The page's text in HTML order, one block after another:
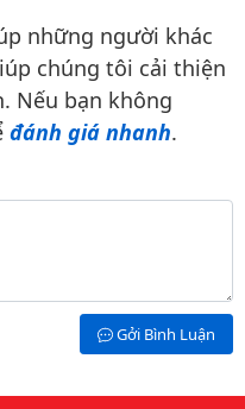
giá
những người khác
chúng tôi cải thiện
Nếu bạn không
đánh giá nhanh.
Gởi Bình Luận